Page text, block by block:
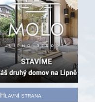
Hlavní strana